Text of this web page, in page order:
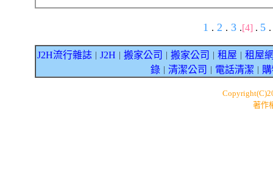
1 . 2 . 3 .[4] . 5 .
J2H流行雜誌 J2H 搬家公司 搬家公司 租屋
租屋
錄｜ 清潔公司 電話清潔
著作